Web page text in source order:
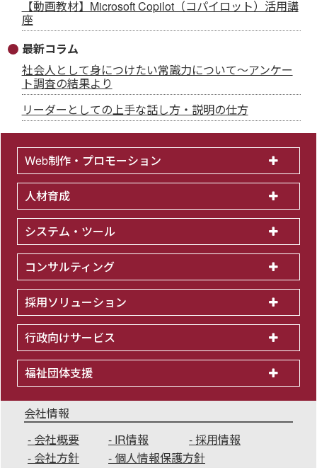
【動画教材】Microsoft Copilot（コパイロット）活用講
座
最新コラム
社会人として身につけたい常識力について～アンケー
ト調査の結果より
リーダーとしての上手な話し方・説明の仕方
Web制作・プロモーション
人材育成
システム・ツール
コンサルティング
採用ソリューション
行政向けサービス
福祉団体支援
会社情報
会社概要
IR情報
採用情報
会社方針
個人情報保護方針